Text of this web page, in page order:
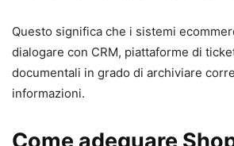
Questo significa che i sistemi
dialogare con CRM, piattaforme di
documentali in grado di archiviare
informazioni.